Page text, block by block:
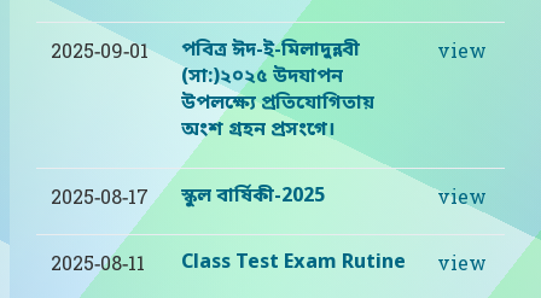
2025-09-01
পবিত্র ঈদ-ই-মিলাদুন্নবী
(সা:)২০২৫ উদযাপন
উপলক্ষ্যে প্রতিযোগিতায়
অংশ গ্রহন প্রসংগে।
view
2025-08-17 স্কুল বার্ষিকী-2025 view
2025-08-11 Class Test Exam Rutine view